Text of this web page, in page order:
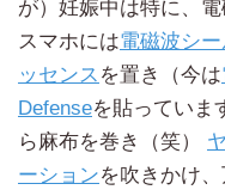
が）妊娠中は特に、
スマホには電磁波シ
ッセンス を置き（今は
Defenseを貼っていま
ら麻布を巻き（笑）
ーションを吹きかけ